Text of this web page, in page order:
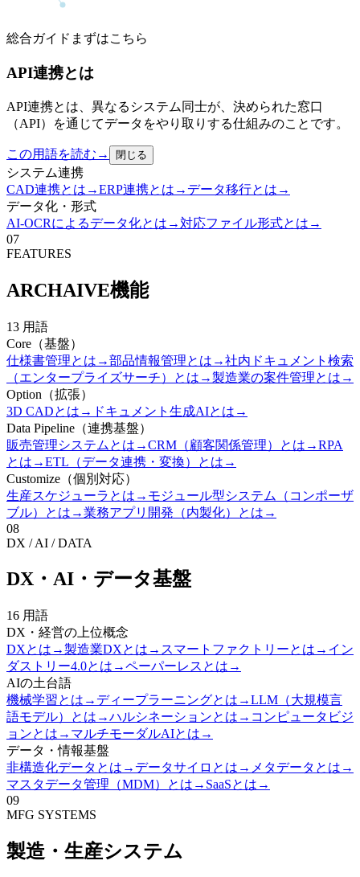
総合ガイド まずはこちら
API連携とは
API連携とは、異なるシステム同士が、決められた窓口
（API）を通じてデータをやり取りする仕組みのことです。
この用語を読む → 閉じる
システム連携
CAD連携とは →ERP連携とは → データ移行とは →
データ化・形式
AI-OCRによるデータ化とは →対応ファイル形式とは →
07
FEATURES
ARCHAIVE機能
13 用語
Core（基盤）
仕様書管理とは →部品情報管理とは →社内ドキュメント検索
（エンタープライズサーチ）とは →製造業の案件管理とは →
Option（拡張）
3D CADとは → ドキュメント生成AIとは →
Data Pipeline（連携基盤）
販売管理システムとは →CRM（顧客関係管理）とは →RPA
とは →ETL（データ連携・変換）とは →
Customize（個別対応）
生産スケジューラとは → モジュール型システム（コンポーザ
ブル）とは →業務アプリ開発（内製化）とは →
08
DX / AI / DATA
DX・AI・データ基盤
16 用語
DX・経営の上位概念
DXとは →製造業DXとは → スマートファクトリーとは → イン
ダストリー4.0とは →ペーパーレスとは →
AIの土台語
機械学習とは → ディープラーニングとは →LLM（大規模言
語モデル）とは →ハルシネーションとは → コンピュータビジ
ョンとは → マルチモーダルAIとは →
データ・情報基盤
非構造化データとは → データサイロとは → メタデータとは →
マスタデータ管理（MDM）とは → SaaSとは →
09
MFG SYSTEMS
製造・生産システム